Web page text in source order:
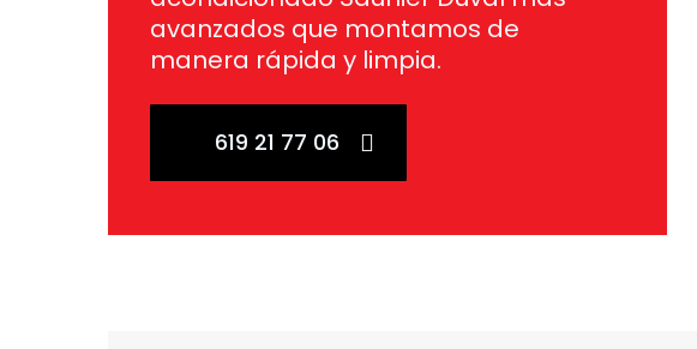
avanzados que montamos de
manera rápida y limpia.
619 21 77 06